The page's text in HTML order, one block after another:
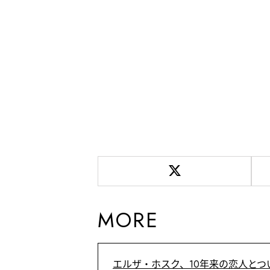
MORE
エルザ・ホスク、10年来の恋人とつ